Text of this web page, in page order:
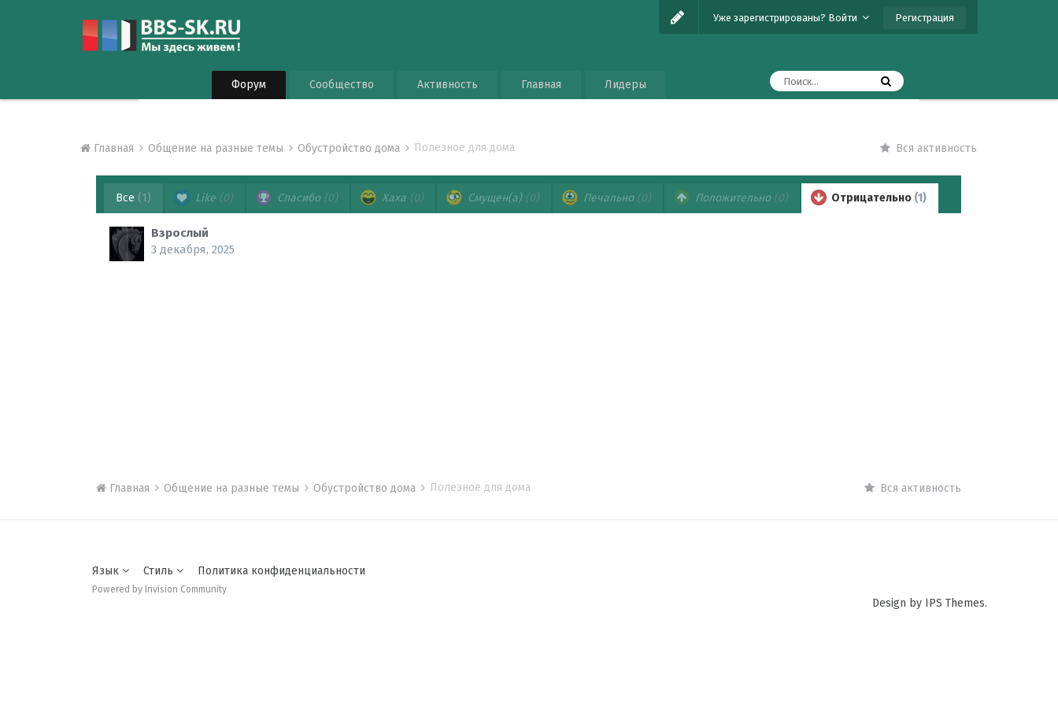
Уже зарегистрированы? Войти Регистрация
Форум Сообщество Активность Главная Лидеры
Вся активность
Главная Общение на разные темы Обустройство дома Полезное для дома
Все (1) Like (0) Спасибо (0) Хаха (0) Смущен(а) (0) Печально (0) Положительно (0) Отрицательно (1)
Взрослый
3 декабря, 2025
Вся активность
Главная Общение на разные темы Обустройство дома Полезное для дома
Язык Стиль Политика конфиденциальности
Powered by Invision Community
Design by IPS Themes.